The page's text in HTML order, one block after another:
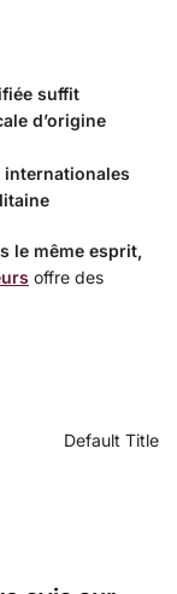
suffit
d’origine
internationales
le même esprit,
offre des
Default Title